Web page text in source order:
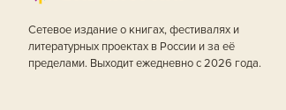
Сетевое издание о книгах, фестивалях и
литературных проектах в России и за её
пределами. Выходит ежедневно с 2026 года.